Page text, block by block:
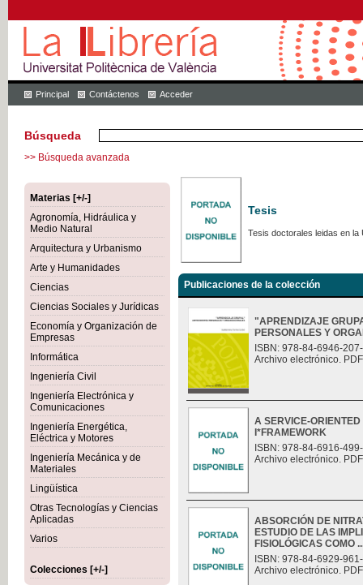
Principal Contáctenos Acceder
Búsqueda
>> Búsqueda avanzada
Materias [+/-]
Agronomía, Hidráulica y
Medio Natural
Arquitectura y Urbanismo
Arte y Humanidades
Ciencias
Ciencias Sociales y Jurídicas
Economía y Organización de
Empresas
Informática
Ingeniería Civil
Ingeniería Electrónica y
Comunicaciones
Ingeniería Energética,
Eléctrica y Motores
Ingeniería Mecánica y de
Materiales
Lingüística
Otras Tecnologías y Ciencias
Aplicadas
Varios
Colecciones [+/-]
Tesis
Tesis doctorales leidas en la
Publicaciones de la colección
"APRENDIZAJE
PERSONALES Y
ISBN: 978-84-6946-
Archivo electrónico.
A SERVICE-
I*FRAMEWORK
ISBN: 978-84-6916-
Archivo electrónico.
ABSORCIÓN DE
ESTUDIO DE LAS
FISIOLÓGICAS COMO
ISBN: 978-84-6929-
Archivo electrónico.